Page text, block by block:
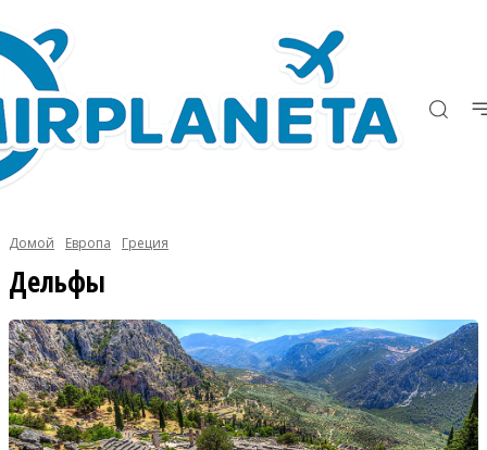
Домой Европа Греция
Дельфы